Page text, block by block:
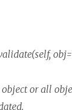
object or all